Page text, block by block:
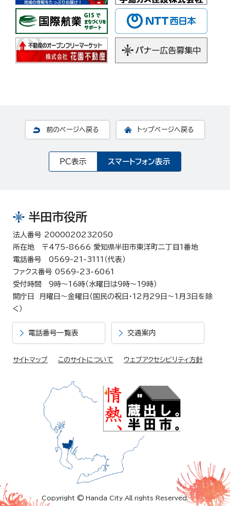
前のページへ戻る トップページへ戻る
PC表示 スマートフォン表示
半田市役所
法人番号 2000020232050
所在地 〒475-8666 愛知県半田市東洋町二丁目1番地
電話番号 0569-21-3111（代表）
ファクス番号 0569-23-6061
受付時間 9時～16時（水曜日は9時～19時）
開庁日 月曜日～金曜日（国民の祝日・12月29日～1月3日を除
く）
電話番号一覧表 交通案内
サイトマップ このサイトについて ウェブアクセシビリティ方針
Copyright © Handa City All rights Reserved.